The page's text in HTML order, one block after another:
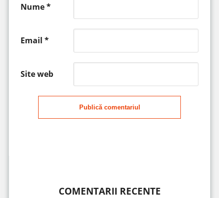
Nume*
Email *
Site web
Publică comentariul
COMENTARII RECENTE